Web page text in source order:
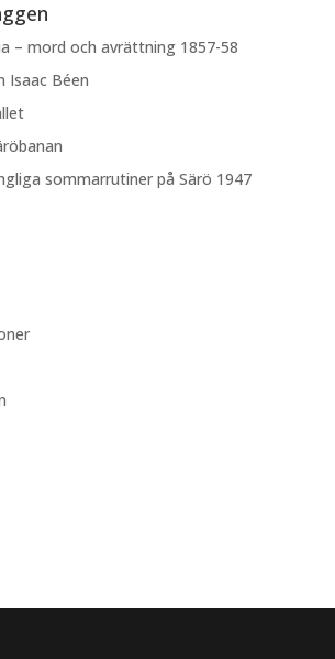
– mord och avrättning 1857-58
Isaac Béen
sommarrutiner på Särö 1947